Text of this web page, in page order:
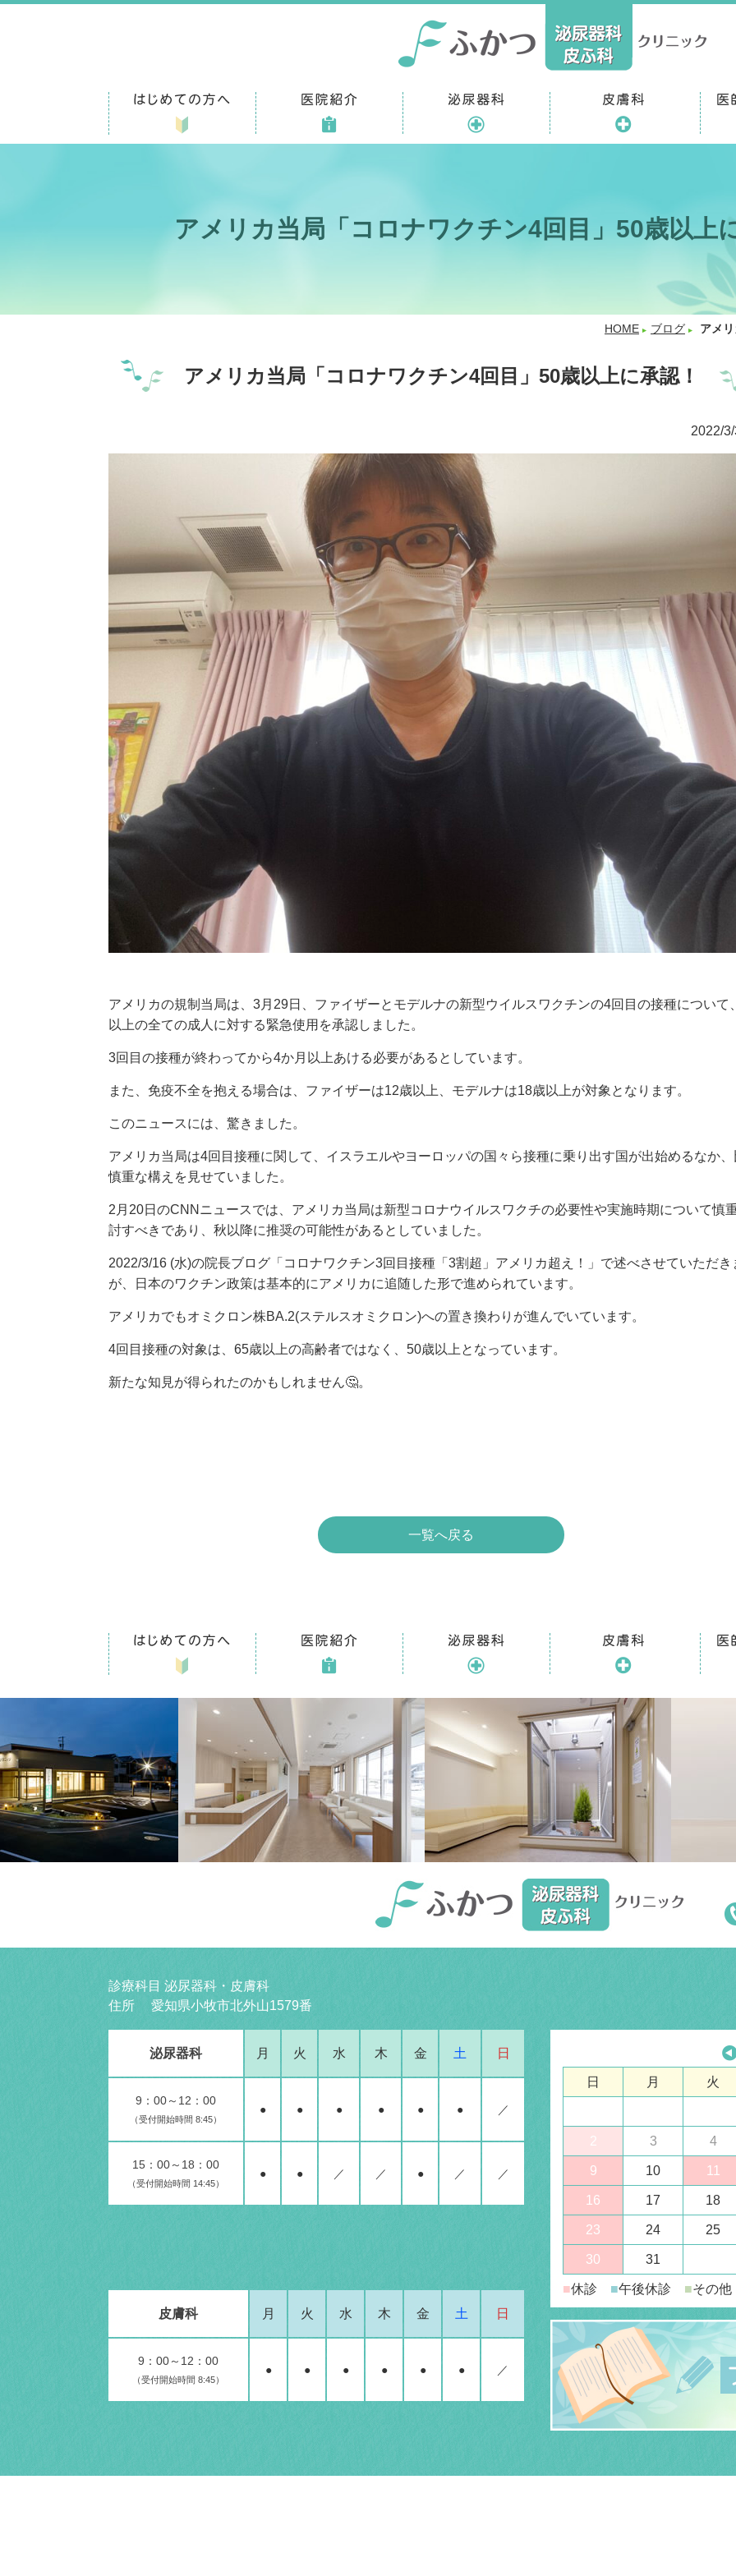
アメリカ当局「コロナワクチン4回目」50歳以上
HOME ブログ アメ
アメリカ当局「コロナワクチン4回目」50歳以上に承認！
2022/
アメリカの規制当局は、3月29日、ファイザーとモデルナの新型ウイルスワクチンの4回目の接種について
以上の全ての成人に対する緊急使用を承認しました。
3回目の接種が終わってから4か月以上あける必要があるとしています。
また、免疫不全を抱える場合は、ファイザーは12歳以上、モデルナは18歳以上が対象となります。
このニュースには、驚きました。
アメリカ当局は4回目接種に関して、イスラエルやヨーロッパの国々ら接種に乗り出す国が出始めるなか
慎重な構えを見せていました。
2月20日のCNNニュースでは、アメリカ当局は新型コロナウイルスワクチの必要性や実施時期について慎
討すべきであり、秋以降に推奨の可能性があるとしていました。
2022/3/16 (水)の院長ブログ「コロナワクチン3回目接種「3割超」アメリカ超え！」で述べさせていただき
が、日本のワクチン政策は基本的にアメリカに追随した形で進められています。
アメリカでもオミクロン株BA.2(ステルスオミクロン)への置き換わりが進んでいています。
4回目接種の対象は、65歳以上の高齢者ではなく、50歳以上となっています。
新たな知見が得られたのかもしれません🤔。
一覧へ戻る
診療科目 泌尿器科・皮膚科
住所 愛知県小牧市北外山1579番
泌尿器科 月 火 水 木 金 土 日
9：00～12：00
（受付開始時間 8:45）
● ● ● ● ● ● ／
15：00～18：00
（受付開始時間 14:45）
● ● ／ ／ ● ／ ／
皮膚科 月 火 水 木 金 土 日
9：00～12：00
（受付開始時間 8:45）
● ● ● ● ● ● ／
日 月 火
2 3 4
9 10 11
16 17 18
23 24 25
30 31
■休診 ■午後休診 ■その他